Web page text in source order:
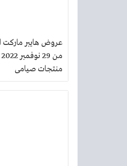
عروض هايبر
منتجات صيامى